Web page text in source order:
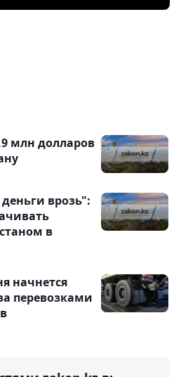
млн долларов
врозь":
в
начнется
перевозками